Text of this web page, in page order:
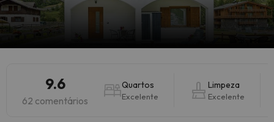
9.6
62 comentários
Quartos
Excelente
Limpeza
Excelente